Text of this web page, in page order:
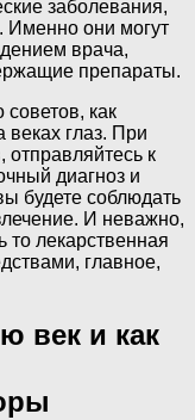
заболевания,
Именно они могут
врача,
препараты.
советов, как
веках глаз. При
к
диагноз и
будете соблюдать
И неважно,
то лекарственная
главное,
век и как